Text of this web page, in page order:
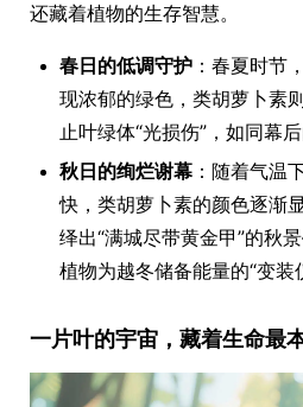
还藏着植物的生存智慧。
春日的低调守护 ：春夏时节
现浓郁的绿色，类胡萝卜素
止叶绿体“光损伤”，如同幕后
秋日的绚烂谢幕 ：随着气温
快，类胡萝卜素的颜色逐渐
绎出“满城尽带黄金甲”的秋
植物为越冬储备能量的“变装
一片叶的宇宙，藏着生命最